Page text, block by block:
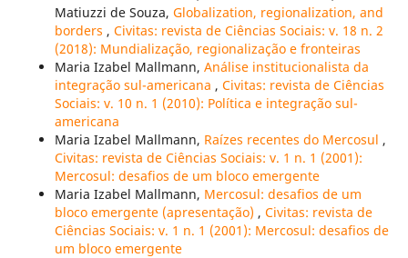
Matiuzzi de Souza, Globalization, regionalization, and
borders , Civitas: revista de Ciências Sociais: v. 18 n. 2
(2018): Mundialização, regionalização e fronteiras
Maria Izabel Mallmann, Análise institucionalista da
integração sul-americana , Civitas: revista de Ciências
Sociais: v. 10 n. 1 (2010): Política e integração sul-
americana
Maria Izabel Mallmann, Raízes recentes do Mercosul ,
Civitas: revista de Ciências Sociais: v. 1 n. 1 (2001):
Mercosul: desafios de um bloco emergente
Maria Izabel Mallmann, Mercosul: desafios de um
bloco emergente (apresentação) , Civitas: revista de
Ciências Sociais: v. 1 n. 1 (2001): Mercosul: desafios de
um bloco emergente